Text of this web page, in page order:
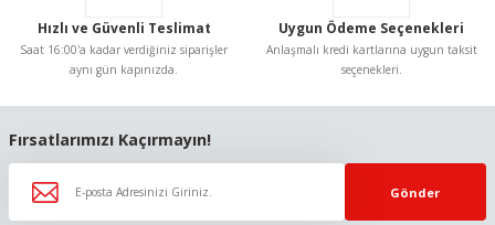
Hızlı ve Güvenli Teslimat
Saat 16:00'a kadar verdiğiniz siparişler
aynı gün kapınızda.
Uygun Ödeme Seçenekleri
Anlaşmalı kredi kartlarına uygun taksit
seçenekleri.
Fırsatlarımızı Kaçırmayın!
Gönder